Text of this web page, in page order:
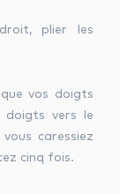
plier les
que vos doigts
doigts vers le
caressiez
cinq fois.